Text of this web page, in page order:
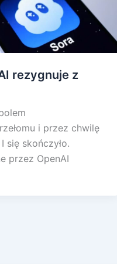
rezygnuje z
i przez chwilę
się skończyło.
przez OpenAI